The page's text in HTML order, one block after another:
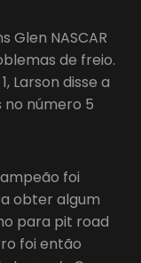
Glen NASCAR
de freio.
Larson disse a
no número 5
foi
obter algum
para pit road
foi então